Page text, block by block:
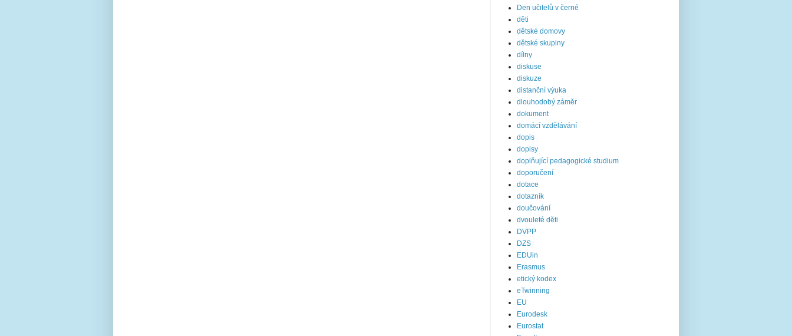
Den učitelů v černé
děti
dětské domovy
dětské skupiny
dílny
diskuse
diskuze
distanční výuka
dlouhodobý záměr
dokument
domácí vzdělávání
dopis
dopisy
doplňující pedagogické studium
doporučení
dotace
dotazník
doučování
dvouleté děti
DVPP
DZS
EDUin
Erasmus
etický kodex
eTwinning
EU
Eurodesk
Eurostat